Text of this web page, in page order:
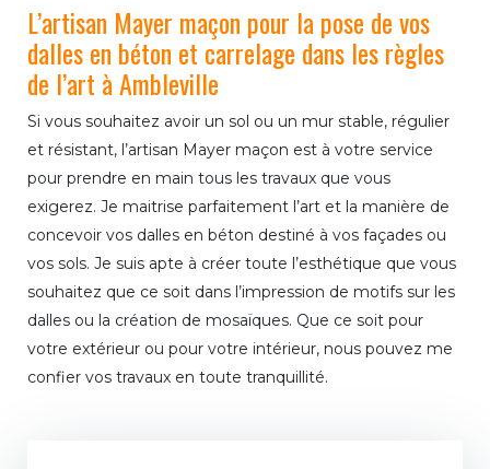
L’artisan Mayer maçon pour la pose de vos
dalles en béton et carrelage dans les règles
de l’art à Ambleville
Si vous souhaitez avoir un sol ou un mur stable, régulier
et résistant, l’artisan Mayer maçon est à votre service
pour prendre en main tous les travaux que vous
exigerez. Je maitrise parfaitement l’art et la manière de
concevoir vos dalles en béton destiné à vos façades ou
vos sols. Je suis apte à créer toute l’esthétique que vous
souhaitez que ce soit dans l’impression de motifs sur les
dalles ou la création de mosaïques. Que ce soit pour
votre extérieur ou pour votre intérieur, nous pouvez me
confier vos travaux en toute tranquillité.